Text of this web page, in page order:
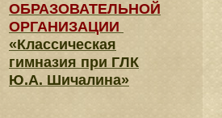
ОБРАЗОВАТЕЛЬНОЙ
ОРГАНИЗАЦИИ
«Классическая
гимназия при ГЛК
Ю.А. Шичалина»